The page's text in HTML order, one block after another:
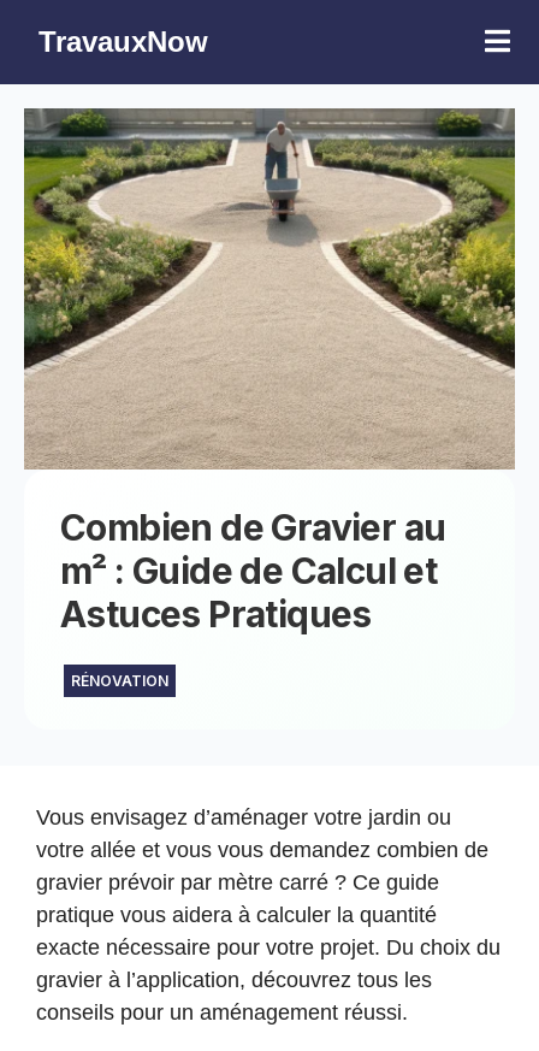
TravauxNow
Combien de Gravier au
m² : Guide de Calcul et
Astuces Pratiques
RÉNOVATION
Vous envisagez d’aménager votre jardin ou
votre allée et vous vous demandez combien de
gravier prévoir par mètre carré ? Ce guide
pratique vous aidera à calculer la quantité
exacte nécessaire pour votre projet. Du choix du
gravier à l’application, découvrez tous les
conseils pour un aménagement réussi.